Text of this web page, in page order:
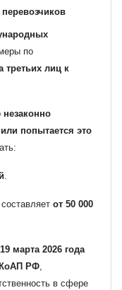
по
третьих лиц к
незаконно
попытается это
от 50 000
19 марта 2026 года
КоАП РФ
в сфере